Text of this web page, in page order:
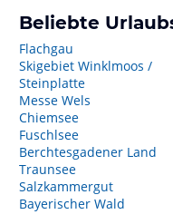
Beliebte
Flachgau
Skigebiet Winklmoos /
Steinplatte
Messe Wels
Chiemsee
Fuschlsee
Berchtesgadener Land
Traunsee
Salzkammergut
Bayerischer Wald